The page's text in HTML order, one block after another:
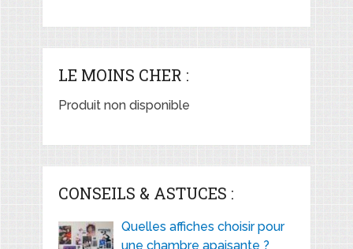
LE MOINS CHER :
Produit non disponible
CONSEILS & ASTUCES :
Quelles affiches choisir pour
une chambre apaisante ?